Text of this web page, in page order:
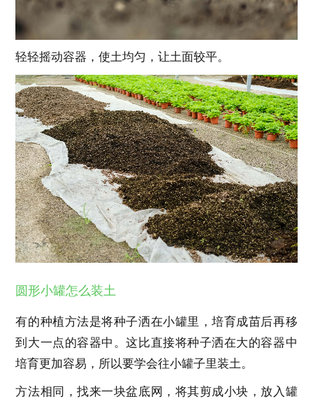
轻轻摇动容器，使土均匀，让土面较平。
圆形小罐怎么装土
有的种植方法是将种子洒在小罐里，培育成苗后再移
到大一点的容器中。这比直接将种子洒在大的容器中
培育更加容易，所以要学会往小罐子里装土。
方法相同，找来一块盆底网，将其剪成小块，放入罐